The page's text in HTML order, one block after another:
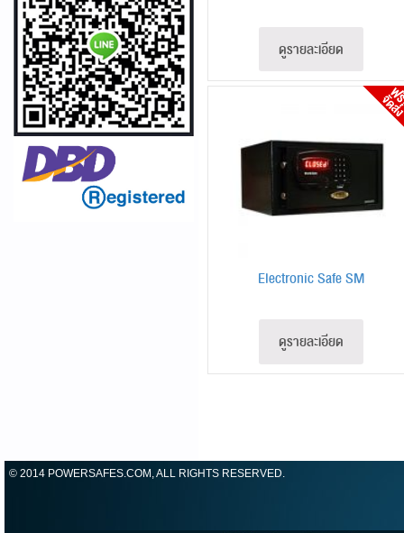
ดูรายละเอียด
Electronic Safe SM
ดูรายละเอียด
© 2014 POWERSAFES.COM, ALL RIGHTS RESERVED.